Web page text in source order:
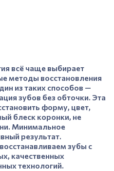
всё чаще выбирает
методы восстановления
из таких способов —
зубов без обточки. Эта
форму, цвет,
блеск коронки, не
Минимальное
результат.
зубы с
качественных
технологий.